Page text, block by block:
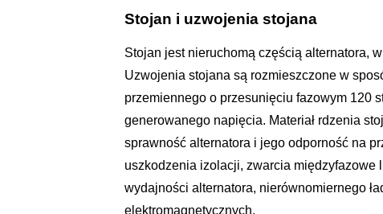
Stojan i uzwojenia stojana
Stojan jest nieruchomą częścią alternatora,
Uzwojenia stojana są rozmieszczone w
przemiennego o przesunięciu fazowym 120
generowanego napięcia. Materiał rdzenia
sprawność alternatora i jego odporność na
uszkodzenia izolacji, zwarcia
wydajności alternatora, nierównomiernego
elektromagnetycznych.